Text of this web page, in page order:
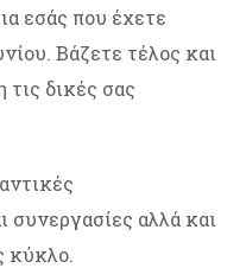
εσάς που έχετε
Βάζετε τέλος και
δικές σας
συνεργασίες αλλά και
κύκλο.